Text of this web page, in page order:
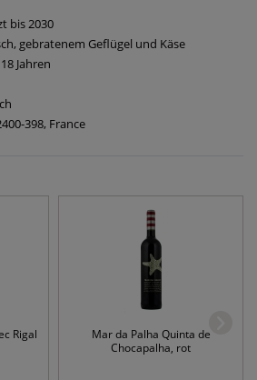
bis 2030
gebratenem Geflügel und Käse
Jahren
398, France
Rigal
Mar da Palha Quinta de
Chocapalha, rot